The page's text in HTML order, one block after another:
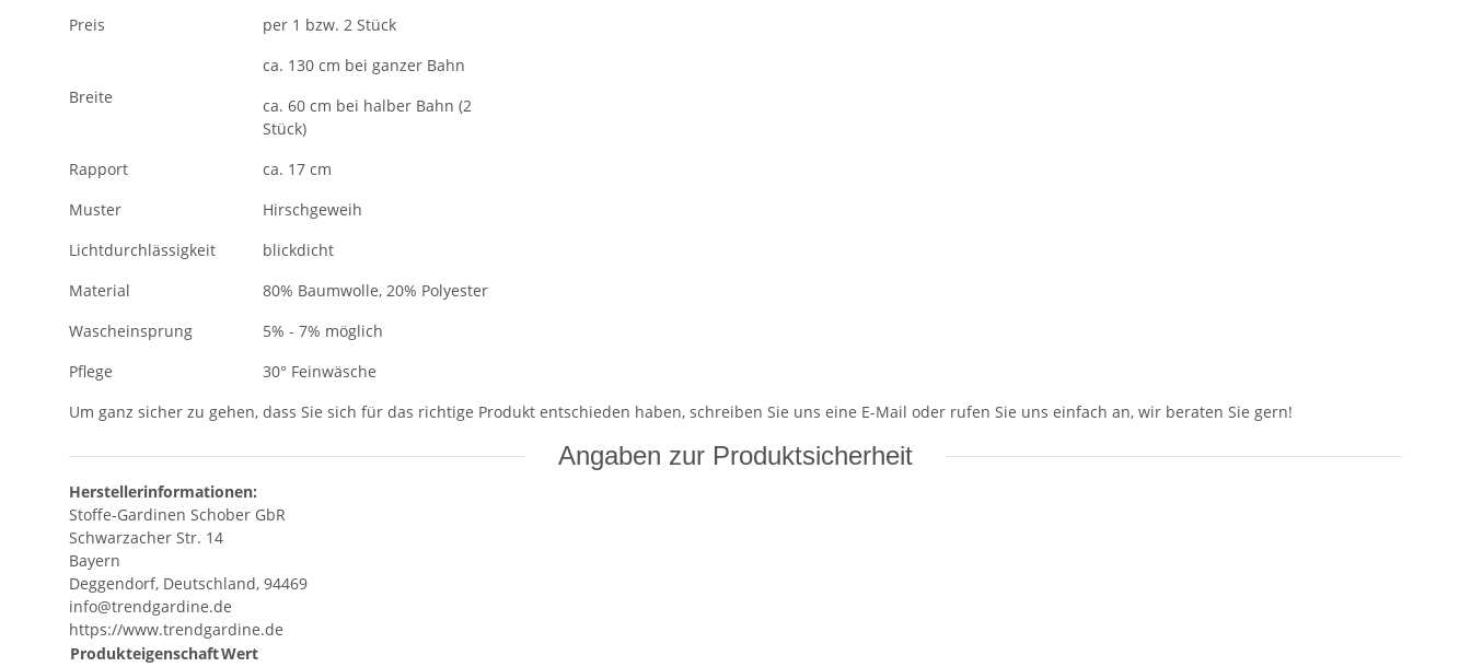
Preis
per 1 bzw. 2 Stück
Breite
ca. 130 cm bei ganzer Bahn
ca. 60 cm bei halber Bahn (2
Stück)
Rapport
ca. 17 cm
Muster
Hirschgeweih
Lichtdurchlässigkeit
blickdicht
Material
80% Baumwolle, 20% Polyester
Wascheinsprung
5% - 7% möglich
Pflege
30° Feinwäsche
Um ganz sicher zu gehen, dass Sie sich für das richtige Produkt entschieden haben, schreiben Sie uns eine E-Mail oder rufen Sie uns einfach an, wir beraten Sie gern!
Angaben zur Produktsicherheit
Herstellerinformationen:
Stoffe-Gardinen Schober GbR
Schwarzacher Str. 14
Bayern
Deggendorf, Deutschland, 94469
info@trendgardine.de
https://www.trendgardine.de
ProdukteigenschaftWert